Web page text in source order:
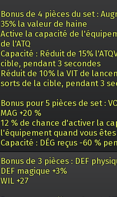
Bonus de 4 pièces du set :
35% la valeur de haine
Active la capacité de
de l'ATQ
Capacité : Réduit de 15%
cible, pendant 3 secondes
Réduit de 10% la VIT de
sorts de la cible, pendant 3
Bonus pour 5 pièces de set :
MAG +20 %
12 % de chance d'activer la
l'équipement quand vous
Capacité : DÉG reçus -60 %
Bonus de 3 pièces : DEF
DEF magique +3%
WIL +27